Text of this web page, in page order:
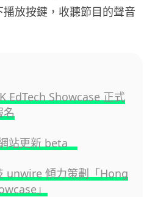
放按鍵，收聽節目的聲音
EdTech Showcase 正式
名
站更新 beta
unwire 傾力策劃「Hong
」